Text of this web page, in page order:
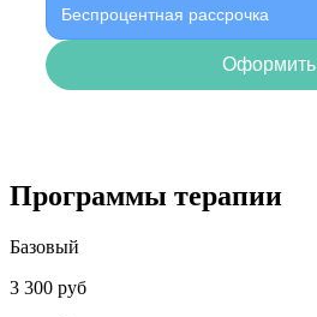
Беспроцентная рассрочка
Оформить
Программы терапии
Базовый
3 300 руб